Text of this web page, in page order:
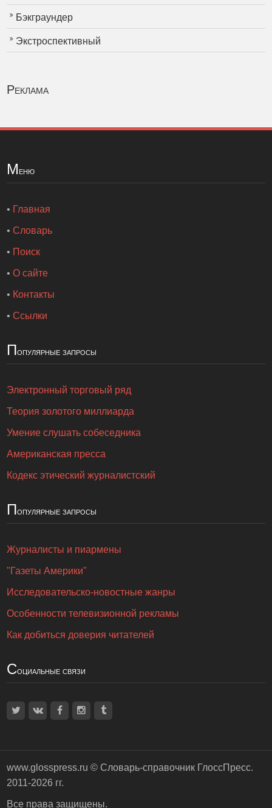
Бэкграундер
Экстроспективный
Реклама
Меню
• Главная
•Словарь
• Поиск
•О сайте
• Контакты
•Ссылки
Популярные запросы
Электронный торговый ряд
Теория золотого миллиарда
Умение слушать собеседника
Американская пресса
Кодекс этический журналистский
Популярные запросы
Журналисты и пиармены
"Газеты Америки"
Исследовательско-новостные жанры
Особенности телевизионной рекламы
Как добиться доверия читателей
Социальные связи
www.glosspress.ru © Словарь-справочник ГлоссПресс.
2011-2026 гг.
Все права защищены.